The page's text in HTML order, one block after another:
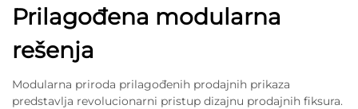
Prilagođena modularna
rešenja
Modularna priroda prilagođenih prodajnih prikaza
predstavlja revolucionarni pristup dizajnu prodajnih fiksura.